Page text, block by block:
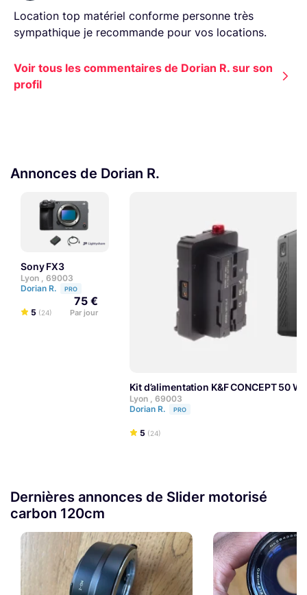
Location top matériel conforme personne très
sympathique je recommande pour vos locations.
Voir tous les commentaires de Dorian R. sur son
profil
Annonces de Dorian R.
Sony FX3
Lyon , 69003
Dorian R.
PRO
5 (24)
75 €
Par jour
Kit d’alimentation K&F CONCEPT 50
Lyon , 69003
Dorian R.
PRO
5 (24)
Dernières annonces de Slider motorisé
carbon 120cm